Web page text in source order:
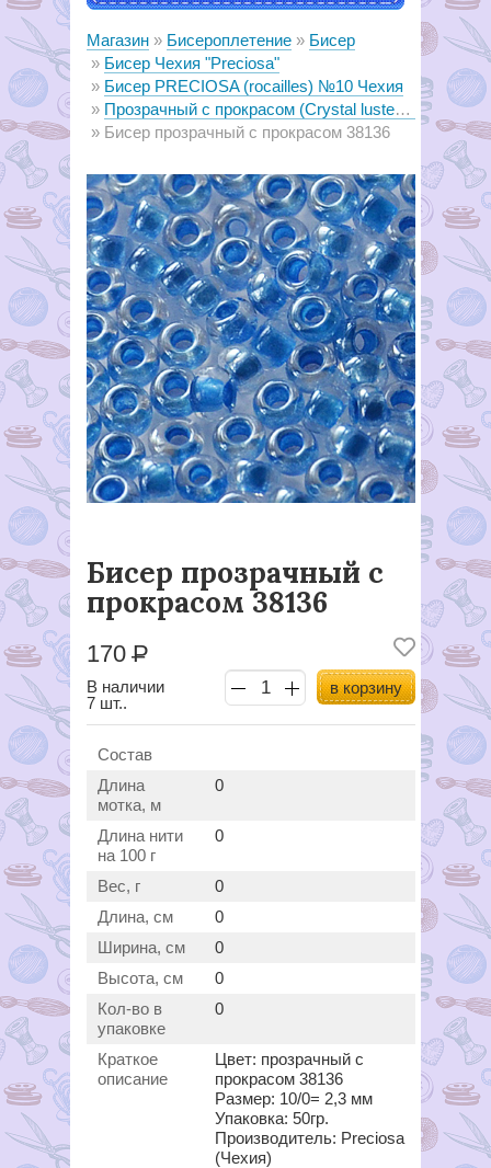
Магазин Бисероплетение
Бисер
Бисер Чехия "Preciosa"
Бисер PRECIOSA (rocailles) №10 Чехия
Прозрачный с прокрасом (Crystal lustered and color lined)
Бисер прозрачный с прокрасом 38136
Бисер прозрачный с
прокрасом 38136
170Р
В наличии
7 шт..
в корзину
Состав
Длина
мотка, м
0
Длина нити
на 100 г
0
Вес, г
0
Длина, см
0
Ширина, см
0
Высота, см
0
Кол-во в
упаковке
0
Краткое
описание
Цвет: прозрачный с
прокрасом 38136
Размер: 10/0= 2,3 мм
Упаковка: 50гр.
Производитель: Preciosa
(Чехия)